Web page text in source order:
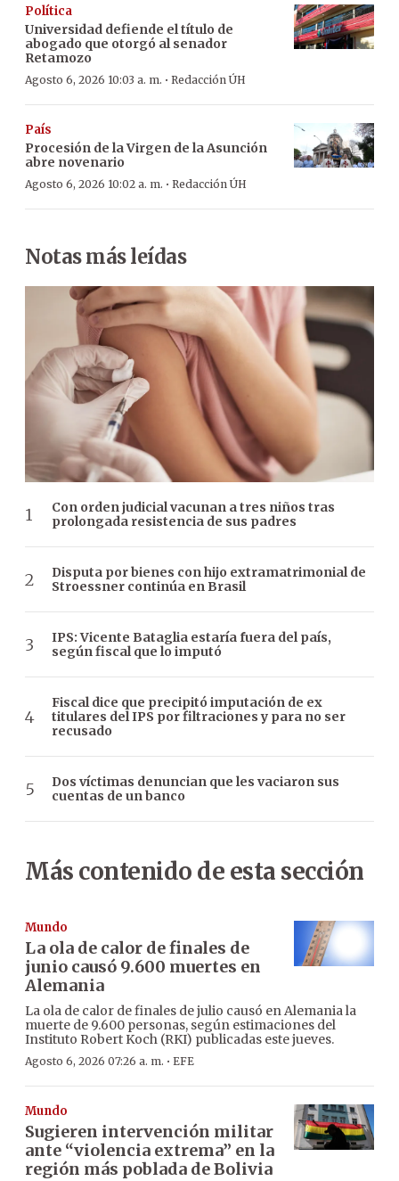
Política
Universidad defiende el título de
abogado que otorgó al senador
Retamozo
Agosto 6, 2026 10:03 a. m. · Redacción ÚH
País
Procesión de la Virgen de la Asunción
abre novenario
Agosto 6, 2026 10:02 a. m. · Redacción ÚH
Notas más leídas
Con orden judicial vacunan a tres niños tras
prolongada resistencia de sus padres
Disputa por bienes con hijo extramatrimonial de
Stroessner continúa en Brasil
IPS: Vicente Bataglia estaría fuera del país,
según fiscal que lo imputó
Fiscal dice que precipitó imputación de ex
titulares del IPS por filtraciones y para no ser
recusado
Dos víctimas denuncian que les vaciaron sus
cuentas de un banco
Más contenido de esta sección
Mundo
La ola de calor de finales de
junio causó 9.600 muertes en
Alemania
La ola de calor de finales de julio causó en Alemania la
muerte de 9.600 personas, según estimaciones del
Instituto Robert Koch (RKI) publicadas este jueves.
Agosto 6, 2026 07:26 a. m. · EFE
Mundo
Sugieren intervención militar
ante “violencia extrema” en la
región más poblada de Bolivia